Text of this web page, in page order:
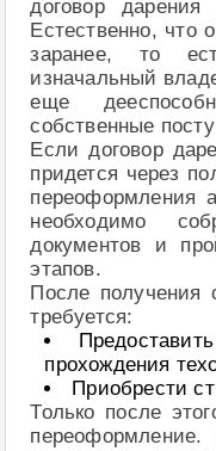
договор дарения
Естественно, что
заранее, то
изначальный
еще
собственные
Если договор
придется через
переоформления
необходимо
документов и
этапов.
После получения
требуется:
прохождения
Приобрести
Только после